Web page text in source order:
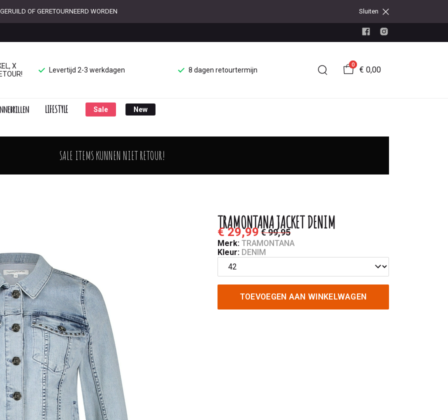
OF GERETOURNEERD WORDEN Sluiten
X
Levertijd 2-3 werkdagen 8 dagen retourtermijn
0
€ 0,00
LIFESTYLE Sale New
SALE ITEMS KUNNEN NIET RETOUR!
TRAMONTANA JACKET DENIM
€ 29,99 € 99,95
Merk: TRAMONTANA
Kleur: DENIM
TOEVOEGEN AAN WINKELWAGEN